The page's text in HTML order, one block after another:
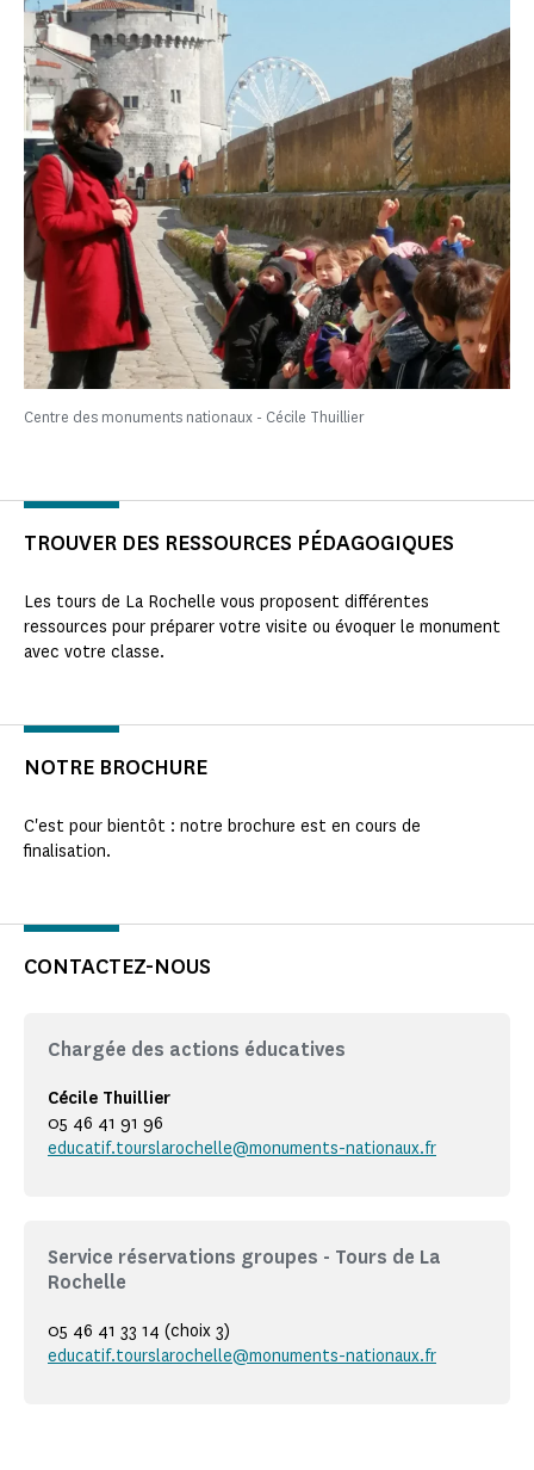
Centre des monuments nationaux - Cécile Thuillier
TROUVER DES RESSOURCES PÉDAGOGIQUES
Les tours de La Rochelle vous proposent différentes
ressources pour préparer votre visite ou évoquer le monument
avec votre classe.
NOTRE BROCHURE
C'est pour bientôt : notre brochure est en cours de
finalisation.
CONTACTEZ-NOUS
Chargée des actions éducatives
Cécile Thuillier
05 46 41 91 96
educatif.tourslarochelle@monuments-nationaux.fr
Service réservations groupes - Tours de La
Rochelle
05 46 41 33 14 (choix 3)
educatif.tourslarochelle@monuments-nationaux.fr